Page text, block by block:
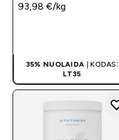
93,98 €‎/kg
35% NUOLAIDA | KODAS:
LT35